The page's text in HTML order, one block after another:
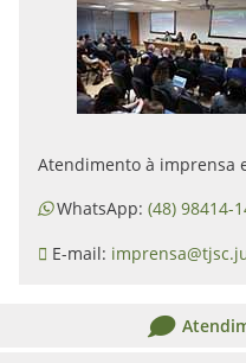
Atendimento à imprensa
WhatsApp: (48) 98414-
E-mail: